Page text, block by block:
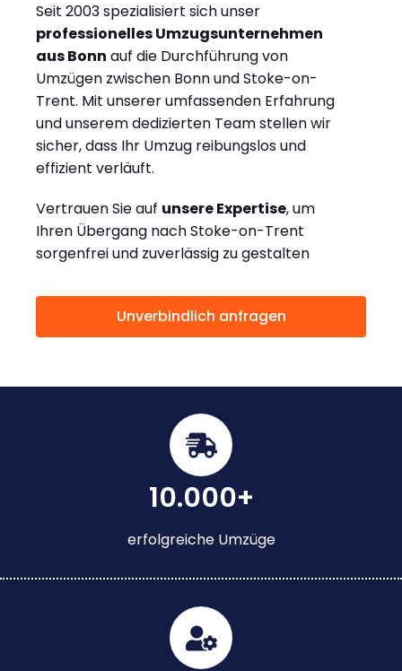
Seit 2003 spezialisiert sich unser
professionelles Umzugsunternehmen
aus Bonn auf die Durchführung von
Umzügen zwischen Bonn und Stoke-on-
Trent. Mit unserer umfassenden Erfahrung
und unserem dedizierten Team stellen wir
sicher, dass Ihr Umzug reibungslos und
effizient verläuft.
Vertrauen Sie auf unsere Expertise, um
Ihren Übergang nach Stoke-on-Trent
sorgenfrei und zuverlässig zu gestalten
Unverbindlich anfragen
10.000+
erfolgreiche Umzüge